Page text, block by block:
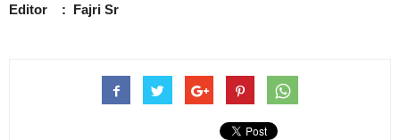
Editor : Fajri Sr